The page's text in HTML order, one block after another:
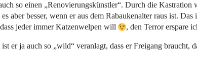
so einen „Renovierungskünstler“. Durch die
aber besser, wenn er aus dem Rabaukenalter raus ist.
jeder immer Katzenwelpen will
, den Terror erspare
er ja auch so „wild“ veranlagt, dass er Freigang braucht,